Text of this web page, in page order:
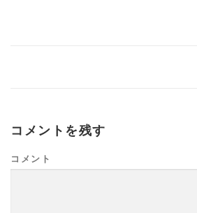
コメントを残す
コメント